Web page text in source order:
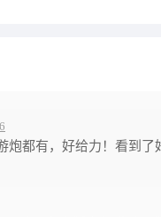
炮都有，好给力！看到